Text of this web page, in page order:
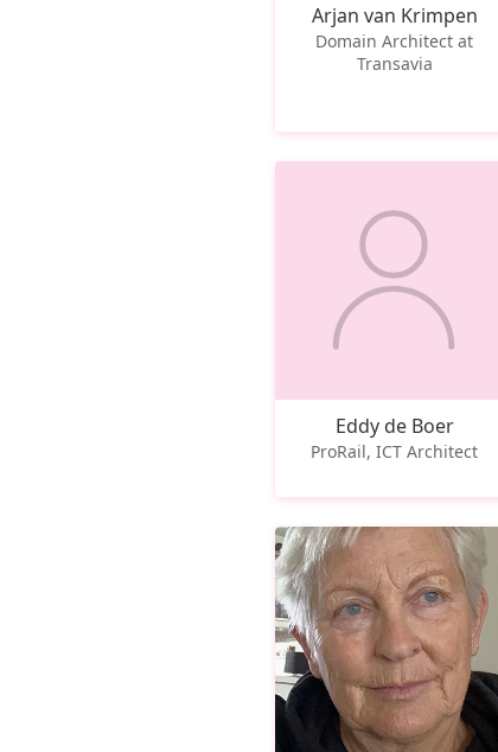
Arjan van Krimpen
Domain Architect at
Transavia
Eddy de Boer
ProRail, ICT Architect